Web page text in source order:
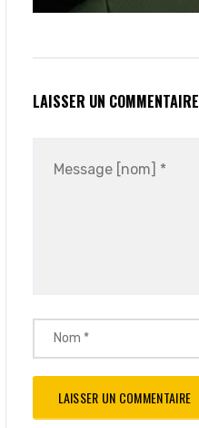
LAISSER UN COMMENTAIRE